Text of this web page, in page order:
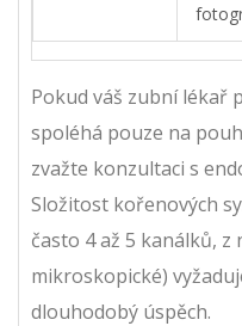
Pokud váš zubní lékař
spoléhá pouze na
zvažte konzultaci s
Složitost kořenových
často 4 až 5 kanálků,
mikroskopické)
dlouhodobý úspěch.